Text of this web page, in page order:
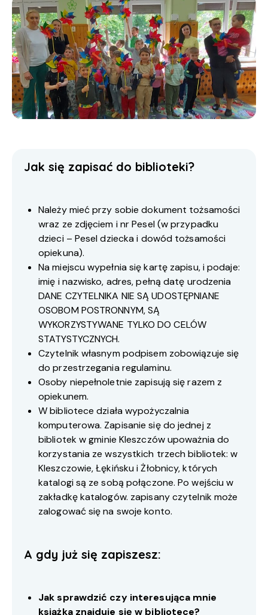
Jak się zapisać do biblioteki?
Należy mieć przy sobie dokument tożsamości
wraz ze zdjęciem i nr Pesel (w przypadku
dzieci – Pesel dziecka i dowód tożsamości
opiekuna).
Na miejscu wypełnia się kartę zapisu, i podaje:
imię i nazwisko, adres, pełną datę urodzenia
DANE CZYTELNIKA NIE SĄ UDOSTĘPNIANE
OSOBOM POSTRONNYM, SĄ
WYKORZYSTYWANE TYLKO DO CELÓW
STATYSTYCZNYCH.
Czytelnik własnym podpisem zobowiązuje się
do przestrzegania regulaminu.
Osoby niepełnoletnie zapisują się razem z
opiekunem.
W bibliotece działa wypożyczalnia
komputerowa. Zapisanie się do jednej z
bibliotek w gminie Kleszczów upoważnia do
korzystania ze wszystkich trzech bibliotek: w
Kleszczowie, Łękińsku i Żłobnicy, których
katalogi są ze sobą połączone. Po wejściu w
zakładkę katalogów. zapisany czytelnik może
zalogować się na swoje konto.
A gdy już się zapiszesz:
Jak sprawdzić czy interesująca mnie
książka znajduje się w bibliotece?